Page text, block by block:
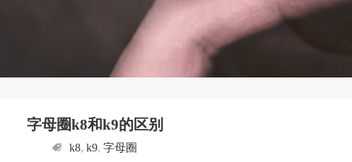
字母圈k8和k9的区别
k8, k9, 字母圈